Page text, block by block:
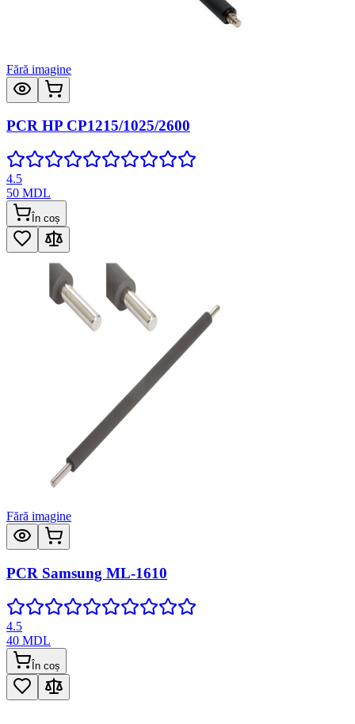
Fără imagine
PCR HP CP1215/1025/2600
4.5
50 MDL
În coș
Fără imagine
PCR Samsung ML-1610
4.5
40 MDL
În coș